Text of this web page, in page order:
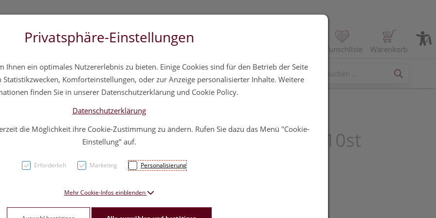
Wunschliste Warenkorb
Hautpflege Familie Nahrungsergänzung Diverses
Flector Ep Pflaster 10st
PZN: 1737926
Privatsphäre-Einstellungen
Ihnen ein optimales Nutzererlebnis zu bieten. Einige Cookies sind für den Betrieb der Seite
Komforteinstellungen, oder zur Anzeige personalisierter Inhalte. Weitere
finden Sie in unserer Datenschutzerklärung und Cookie Policy.
Datenschutzerklärung
die Möglichkeit ihre Cookie-Zustimmung zu ändern. Rufen Sie dazu das Menü "Cookie-
Einstellung" auf.
Erforderlich Marketing Personalisierung
Mehr Cookie-Infos einblenden